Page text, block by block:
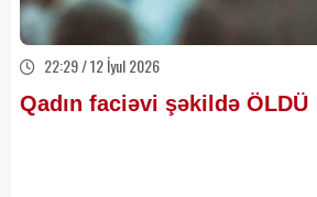
22:29 / 12 İyul 2026
Qadın faciəvi şəkildə ÖLDÜ